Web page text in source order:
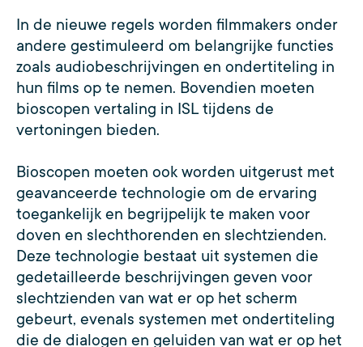
In de nieuwe regels worden filmmakers onder
andere gestimuleerd om belangrijke functies
zoals audiobeschrijvingen en ondertiteling in
hun films op te nemen. Bovendien moeten
bioscopen vertaling in ISL tijdens de
vertoningen bieden.
Bioscopen moeten ook worden uitgerust met
geavanceerde technologie om de ervaring
toegankelijk en begrijpelijk te maken voor
doven en slechthorenden en slechtzienden.
Deze technologie bestaat uit systemen die
gedetailleerde beschrijvingen geven voor
slechtzienden van wat er op het scherm
gebeurt, evenals systemen met ondertiteling
die de dialogen en geluiden van wat er op het